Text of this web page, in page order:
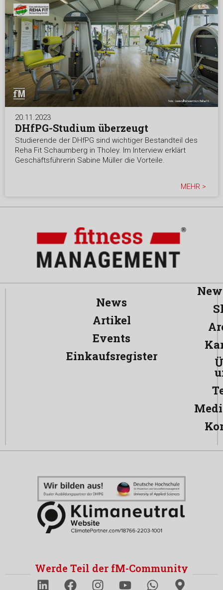
20.11.2023
DHfPG-Studium überzeugt
Studierende der DHfPG sind wichtiger Bestandteil des
Reha Fit Schaumberg in Tholey. Im Interview erklärt
Geschäftsführerin Sabine Müller die Vorteile.
MEHR >
News
Artikel
Events
Einkaufsregister
Werde Teil der fM-Community